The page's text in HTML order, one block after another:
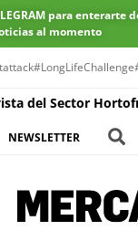
para enterarte
al momento
#LongLifeChallenge
del Sector
NEWSLETTER